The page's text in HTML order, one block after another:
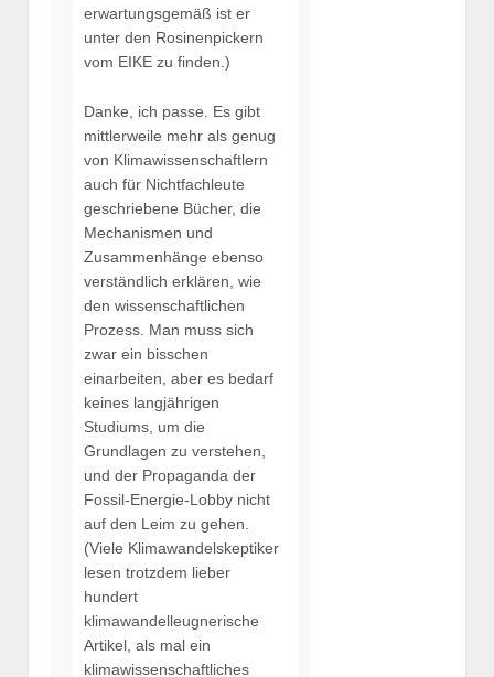
erwartungsgemäß ist er
unter den Rosinenpickern
vom EIKE zu finden.)
Danke, ich passe. Es gibt
mittlerweile mehr als genug
von Klimawissenschaftlern
auch für Nichtfachleute
geschriebene Bücher, die
Mechanismen und
Zusammenhänge ebenso
verständlich erklären, wie
den wissenschaftlichen
Prozess. Man muss sich
zwar ein bisschen
einarbeiten, aber es bedarf
keines langjährigen
Studiums, um die
Grundlagen zu verstehen,
und der Propaganda der
Fossil-Energie-Lobby nicht
auf den Leim zu gehen.
(Viele Klimawandelskeptiker
lesen trotzdem lieber
hundert
klimawandelleugnerische
Artikel, als mal ein
klimawissenschaftliches